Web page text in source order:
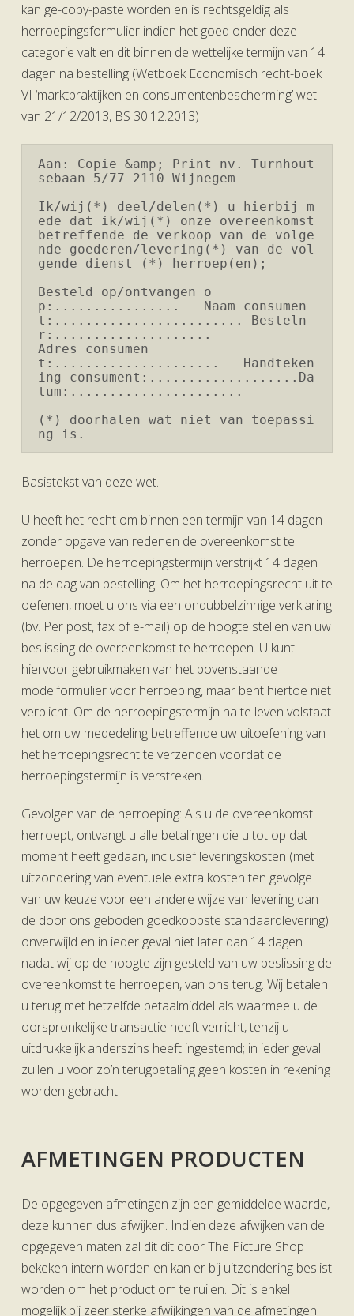
kan ge-copy-paste worden en is rechtsgeldig als
herroepingsformulier indien het goed onder deze
categorie valt en dit binnen de wettelijke termijn van 14
dagen na bestelling (Wetboek Economisch recht-boek
VI ‘marktpraktijken en consumentenbescherming’ wet
van 21/12/2013, BS 30.12.2013)
Aan: Copie &amp; Print nv. Turnhout
sebaan 5/77 2110 Wijnegem
Ik/wij(*) deel/delen(*) u hierbij m
ede dat ik/wij(*) onze overeenkomst
betreffende de verkoop van de volge
nde goederen/levering(*) van de vol
gende dienst (*) herroep(en);
Besteld op/ontvangen o
p:................   Naam consumen
t:........................ Besteln
r:....................
Adres consumen
t:.....................   Handteken
ing consument:...................Da
tum:......................
(*) doorhalen wat niet van toepassi
ng is.
Basistekst van deze wet.
U heeft het recht om binnen een termijn van 14 dagen
zonder opgave van redenen de overeenkomst te
herroepen. De herroepingstermijn verstrijkt 14 dagen
na de dag van bestelling. Om het herroepingsrecht uit te
oefenen, moet u ons via een ondubbelzinnige verklaring
(bv. Per post, fax of e-mail) op de hoogte stellen van uw
beslissing de overeenkomst te herroepen. U kunt
hiervoor gebruikmaken van het bovenstaande
modelformulier voor herroeping, maar bent hiertoe niet
verplicht. Om de herroepingstermijn na te leven volstaat
het om uw mededeling betreffende uw uitoefening van
het herroepingsrecht te verzenden voordat de
herroepingstermijn is verstreken.
Gevolgen van de herroeping: Als u de overeenkomst
herroept, ontvangt u alle betalingen die u tot op dat
moment heeft gedaan, inclusief leveringskosten (met
uitzondering van eventuele extra kosten ten gevolge
van uw keuze voor een andere wijze van levering dan
de door ons geboden goedkoopste standaardlevering)
onverwijld en in ieder geval niet later dan 14 dagen
nadat wij op de hoogte zijn gesteld van uw beslissing de
overeenkomst te herroepen, van ons terug. Wij betalen
u terug met hetzelfde betaalmiddel als waarmee u de
oorspronkelijke transactie heeft verricht, tenzij u
uitdrukkelijk anderszins heeft ingestemd; in ieder geval
zullen u voor zo’n terugbetaling geen kosten in rekening
worden gebracht.
AFMETINGEN PRODUCTEN
De opgegeven afmetingen zijn een gemiddelde waarde,
deze kunnen dus afwijken. Indien deze afwijken van de
opgegeven maten zal dit dit door The Picture Shop
bekeken intern worden en kan er bij uitzondering beslist
worden om het product om te ruilen. Dit is enkel
mogelijk bij zeer sterke afwijkingen van de afmetingen.